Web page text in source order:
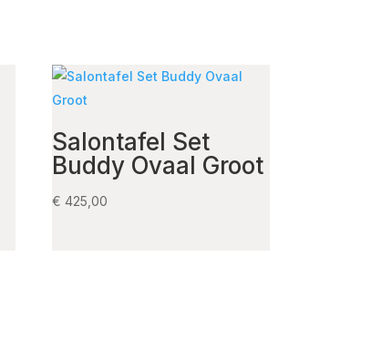
Salontafel Set
Buddy Ovaal Groot
€ 425,00